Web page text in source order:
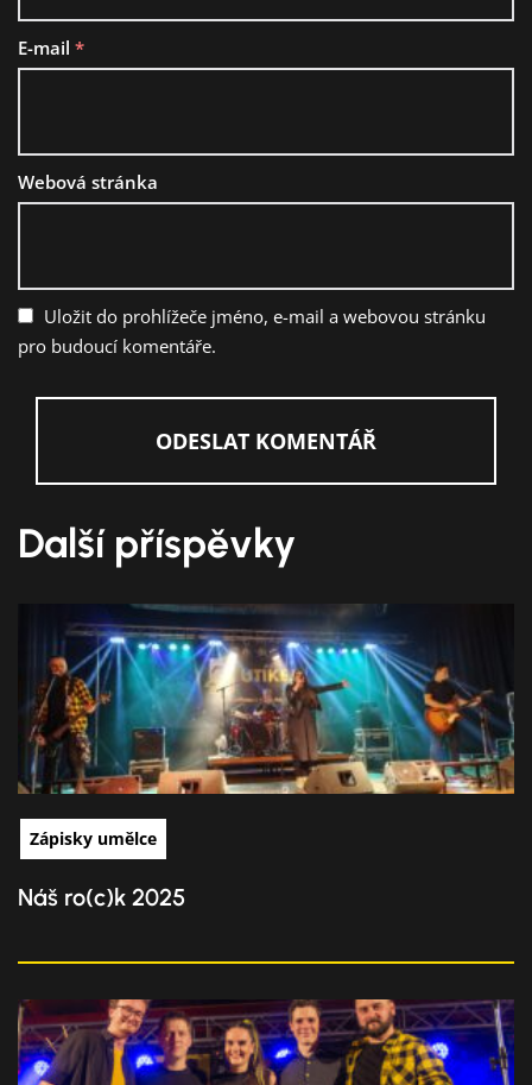
E-mail *
Webová stránka
Uložit do prohlížeče jméno, e-mail a webovou stránku
pro budoucí komentáře.
Další příspěvky
Zápisky umělce
Náš ro(c)k 2025